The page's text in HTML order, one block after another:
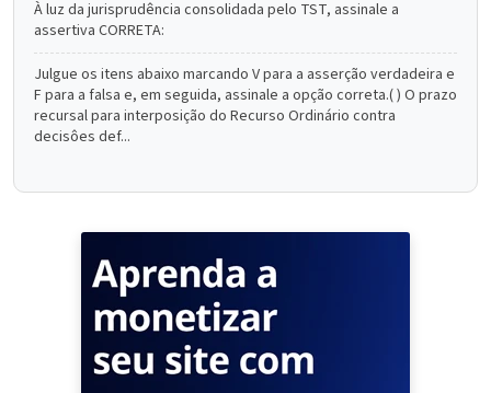
À luz da jurisprudência consolidada pelo TST, assinale a
assertiva CORRETA:
Julgue os itens abaixo marcando V para a asserção verdadeira e
F para a falsa e, em seguida, assinale a opção correta.( ) O prazo
recursal para interposição do Recurso Ordinário contra
decisôes def...